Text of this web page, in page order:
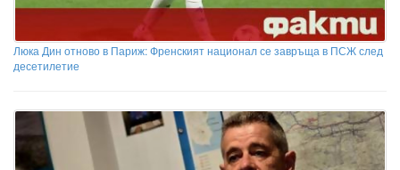
Люка Дин отново в Париж: Френският национал се завръща в ПСЖ след
десетилетие